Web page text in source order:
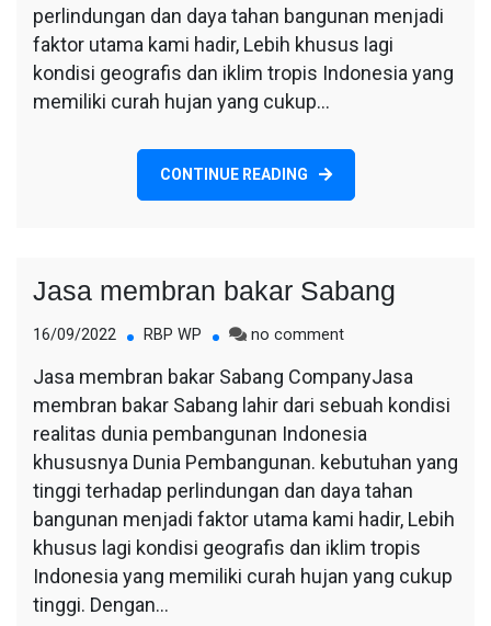
perlindungan dan daya tahan bangunan menjadi
faktor utama kami hadir, Lebih khusus lagi
kondisi geografis dan iklim tropis Indonesia yang
memiliki curah hujan yang cukup…
CONTINUE READING
Jasa membran bakar Sabang
16/09/2022 RBP WP no commenton
membran
bakar
Sabang
Jasa membran bakar Sabang CompanyJasa
membran bakar Sabang lahir dari sebuah kondisi
realitas dunia pembangunan Indonesia
khususnya Dunia Pembangunan. kebutuhan yang
tinggi terhadap perlindungan dan daya tahan
bangunan menjadi faktor utama kami hadir, Lebih
khusus lagi kondisi geografis dan iklim tropis
Indonesia yang memiliki curah hujan yang cukup
tinggi. Dengan…